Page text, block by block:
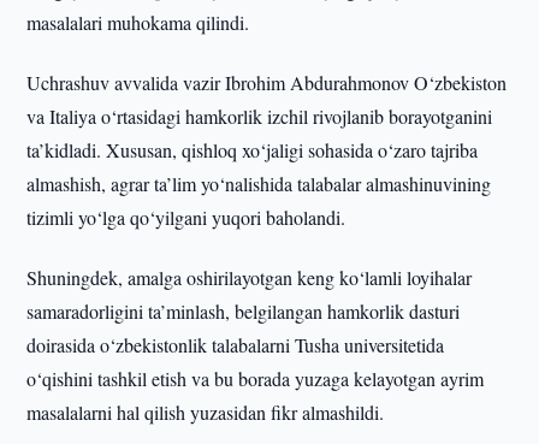
masalalari muhokama qilindi.
Uchrashuv avvalida vazir Ibrohim Abdurahmonov O‘zbekiston
va Italiya o‘rtasidagi hamkorlik izchil rivojlanib borayotganini
ta’kidladi. Xususan, qishloq xo‘jaligi sohasida o‘zaro tajriba
almashish, agrar ta’lim yo‘nalishida talabalar almashinuvining
tizimli yo‘lga qo‘yilgani yuqori baholandi.
Shuningdek, amalga oshirilayotgan keng ko‘lamli loyihalar
samaradorligini ta’minlash, belgilangan hamkorlik dasturi
doirasida o‘zbekistonlik talabalarni Tusha universitetida
o‘qishini tashkil etish va bu borada yuzaga kelayotgan ayrim
masalalarni hal qilish yuzasidan fikr almashildi.